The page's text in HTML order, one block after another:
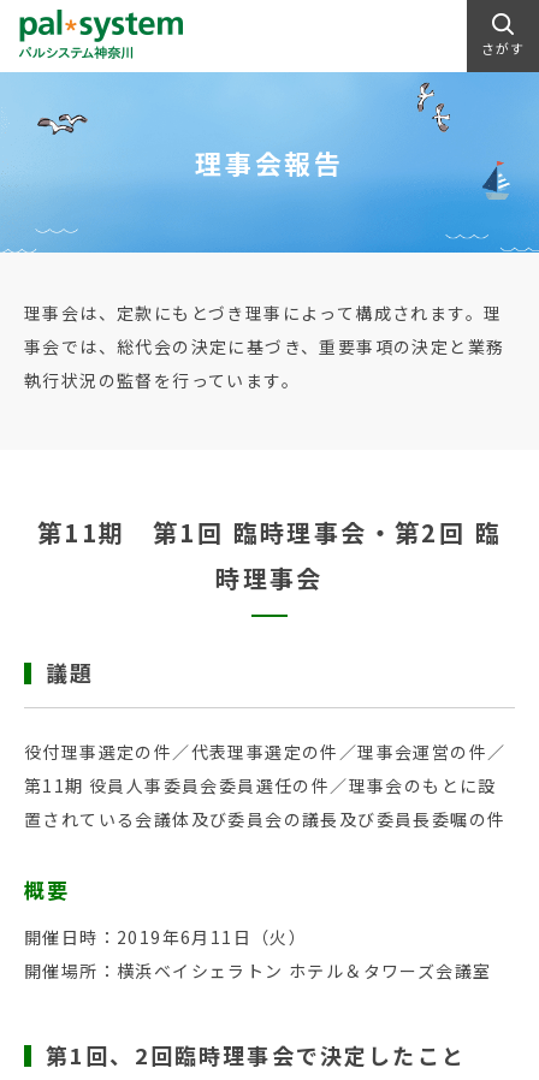
さがす
理事会報告
理事会は、定款にもとづき理事によって構成されます。理
事会では、総代会の決定に基づき、重要事項の決定と業務
執行状況の監督を行っています。
第11期 第1回 臨時理事会・第2回 臨
時理事会
議題
役付理事選定の件／代表理事選定の件／理事会運営の件／
第11期 役員人事委員会委員選任の件／理事会のもとに設
置されている会議体及び委員会の議長及び委員長委嘱の件
概要
開催日時：2019年6月11日（火）
開催場所：横浜ベイシェラトン ホテル＆タワーズ会議室
第1回、2回臨時理事会で決定したこと